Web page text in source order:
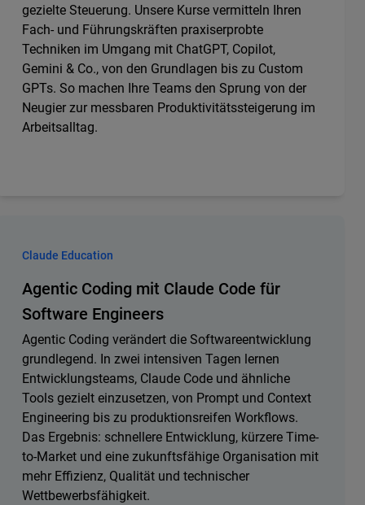
gezielte Steuerung. Unsere Kurse vermitteln Ihren
Fach- und Führungskräften praxiserprobte
Techniken im Umgang mit ChatGPT, Copilot,
Gemini & Co., von den Grundlagen bis zu Custom
GPTs. So machen Ihre Teams den Sprung von der
Neugier zur messbaren Produktivitätssteigerung im
Arbeitsalltag.
Claude Education
Agentic Coding mit Claude Code für
Software Engineers
Agentic Coding verändert die Softwareentwicklung
grundlegend. In zwei intensiven Tagen lernen
Entwicklungsteams, Claude Code und ähnliche
Tools gezielt einzusetzen, von Prompt und Context
Engineering bis zu produktionsreifen Workflows.
Das Ergebnis: schnellere Entwicklung, kürzere Time-
to-Market und eine zukunftsfähige Organisation mit
mehr Effizienz, Qualität und technischer
Wettbewerbsfähigkeit.